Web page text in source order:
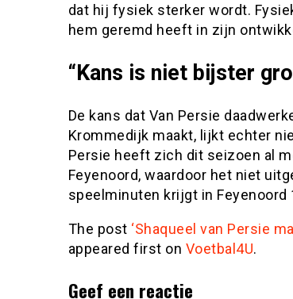
dat hij fysiek sterker wordt.
hem geremd heeft in zijn
“Kans is niet bijster
De kans dat Van Persie
Krommedijk maakt, lijkt echter
Persie heeft zich dit seizoen al
Feyenoord, waardoor het niet
speelminuten krijgt in Feyenoord
The post ‘Shaqueel van Persie
appeared first on Voetbal4U.
Geef een reactie